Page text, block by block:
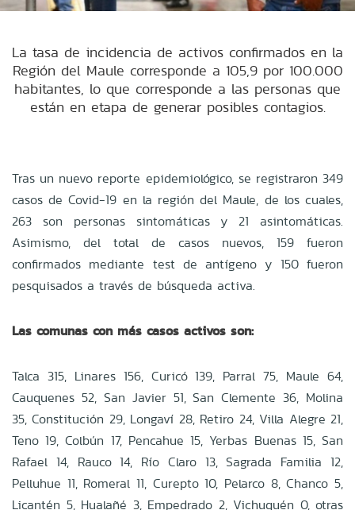
La tasa de incidencia de activos confirmados en la
Región del Maule corresponde a 105,9 por 100.000
habitantes, lo que corresponde a las personas que
están en etapa de generar posibles contagios.
Tras un nuevo reporte epidemiológico, se registraron 349
casos de Covid-19 en la región del Maule, de los cuales,
263 son personas sintomáticas y 21 asintomáticas.
Asimismo, del total de casos nuevos, 159 fueron
confirmados mediante test de antígeno y 150 fueron
pesquisados a través de búsqueda activa.
Las comunas con más casos activos son:
Talca 315, Linares 156, Curicó 139, Parral 75, Maule 64,
Cauquenes 52, San Javier 51, San Clemente 36, Molina
35, Constitución 29, Longaví 28, Retiro 24, Villa Alegre 21,
Teno 19, Colbún 17, Pencahue 15, Yerbas Buenas 15, San
Rafael 14, Rauco 14, Río Claro 13, Sagrada Familia 12,
Pelluhue 11, Romeral 11, Curepto 10, Pelarco 8, Chanco 5,
Licantén 5, Hualañé 3, Empedrado 2, Vichuquén 0, otras